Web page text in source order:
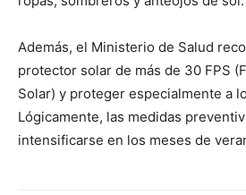
Además, el Ministerio de Salud
protector solar de más de 30 FPS
Solar) y proteger especialmente a
Lógicamente, las medidas
intensificarse en los meses de